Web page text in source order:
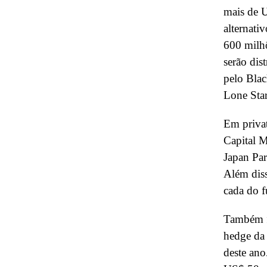
mais de
600
serão
pelo
Lone
Em
Capital
Japan
Além
cada do
hedge
deste